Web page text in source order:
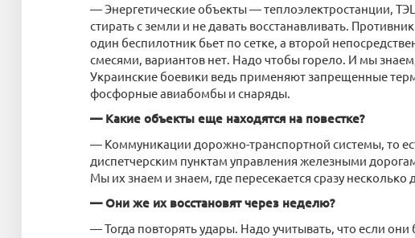
— Энергетические объекты — теплоэлектростанции,
стирать с земли и не давать восстанавливать.
один беспилотник бьет по сетке, а второй
смесями, вариантов нет. Надо чтобы горело. И мы
Украинские боевики ведь применяют запрещенные
фосфорные авиабомбы и снаряды.
— Какие объекты еще находятся на повестке?
— Коммуникации дорожно-транспортной системы, то
диспетчерским пунктам управления железными
Мы их знаем и знаем, где пересекается сразу несколько
— Они же их восстановят через неделю?
— Тогда повторять удары. Надо учитывать, что если